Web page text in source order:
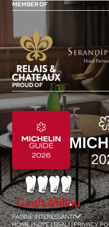
MEMBER OF
PROUD OF
PAGINE INTERESSANTI
HOME|NOTE LEGALI|PRIVACY